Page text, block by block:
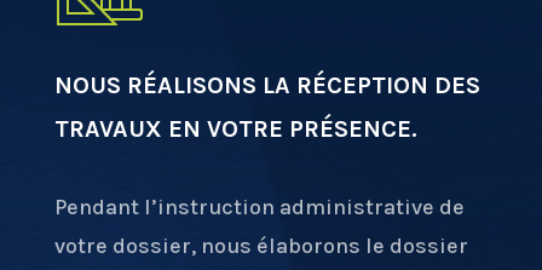
NOUS RÉALISONS LA RÉCEPTION DES
TRAVAUX EN VOTRE PRÉSENCE.
Pendant l’instruction administrative de
votre dossier, nous élaborons le dossier